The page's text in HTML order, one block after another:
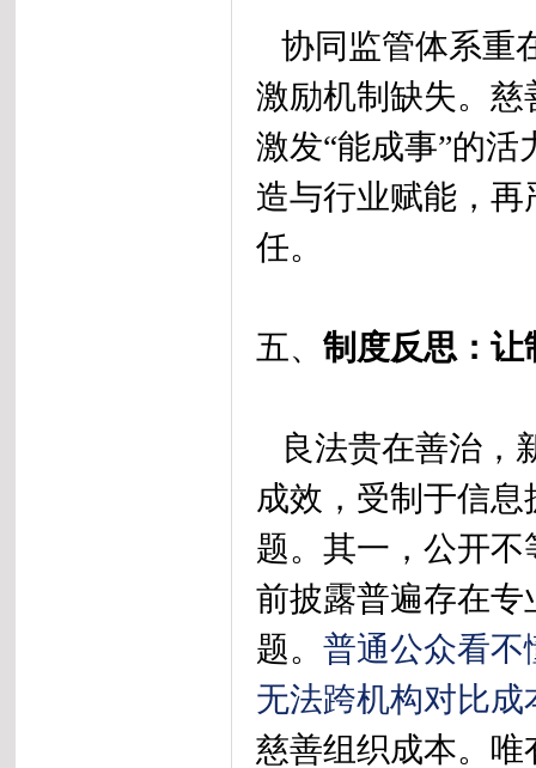
协同监管体系重
激励机制缺失。慈
激发“能成事”的
造与行业赋能，
任。
五、 制度反思：
良法贵在善治，
成效，受制于信
题。其一，公开
前披露普遍存在
题。 普通公众看不
无法跨机构对比
慈善组织成本。